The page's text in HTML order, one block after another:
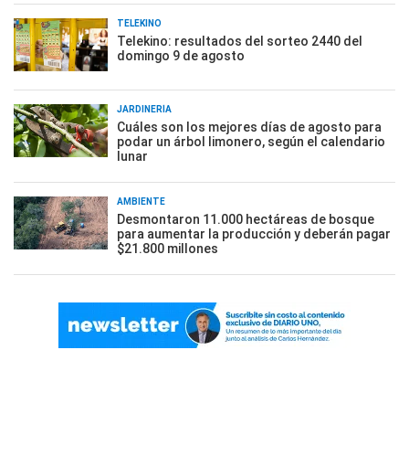
TELEKINO
Telekino: resultados del sorteo 2440 del
domingo 9 de agosto
JARDINERÍA
Cuáles son los mejores días de agosto para
podar un árbol limonero, según el calendario
lunar
AMBIENTE
Desmontaron 11.000 hectáreas de bosque
para aumentar la producción y deberán pagar
$21.800 millones